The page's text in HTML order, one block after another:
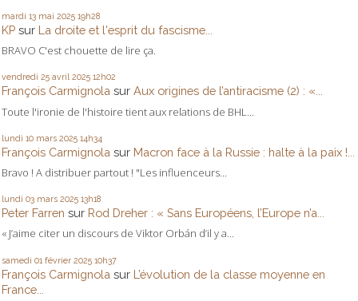
mardi 13 mai 2025 19h28
KP sur La droite et l'esprit du fascisme...
BRAVO C'est chouette de lire ça.
vendredi 25 avril 2025 12h02
François Carmignola sur Aux origines de l’antiracisme (2) : «...
Toute l'ironie de l'histoire tient aux relations de BHL...
lundi 10 mars 2025 14h34
François Carmignola sur Macron face à la Russie : halte à la paix !...
Bravo ! A distribuer partout ! "Les influenceurs...
lundi 03 mars 2025 13h18
Peter Farren sur Rod Dreher : « Sans Européens, l’Europe n’a...
« J’aime citer un discours de Viktor Orbán d’il y a...
samedi 01 février 2025 10h37
François Carmignola sur L’évolution de la classe moyenne en
France...